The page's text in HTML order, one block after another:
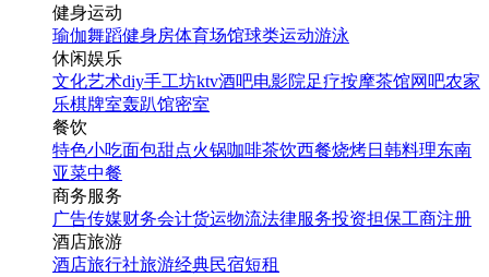
健身运动
瑜伽舞蹈健身房体育场馆球类运动游泳
休闲娱乐
文化艺术diy手工坊ktv酒吧电影院足疗按摩茶馆网吧农家
乐棋牌室轰趴馆密室
餐饮
特色小吃面包甜点火锅咖啡茶饮西餐烧烤日韩料理东南
亚菜中餐
商务服务
广告传媒财务会计货运物流法律服务投资担保工商注册
酒店旅游
酒店旅行社旅游经典民宿短租